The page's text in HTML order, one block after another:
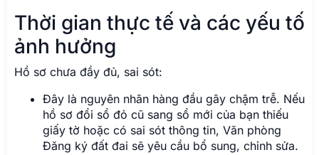
Thời gian thực tế và các yếu tố
ảnh hưởng
Hồ sơ chưa đầy đủ, sai sót:
Đây là nguyên nhân hàng đầu gây chậm trễ. Nếu
hồ sơ đổi sổ đỏ cũ sang sổ mới của bạn thiếu
giấy tờ hoặc có sai sót thông tin, Văn phòng
Đăng ký đất đai sẽ yêu cầu bổ sung, chỉnh sửa.